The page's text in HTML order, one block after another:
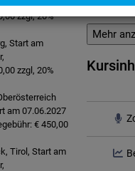
zzgl, 20%
Start am
zzgl, 20%
am 07.06.2027
€ 450,00
Tirol, Start am
Mehr